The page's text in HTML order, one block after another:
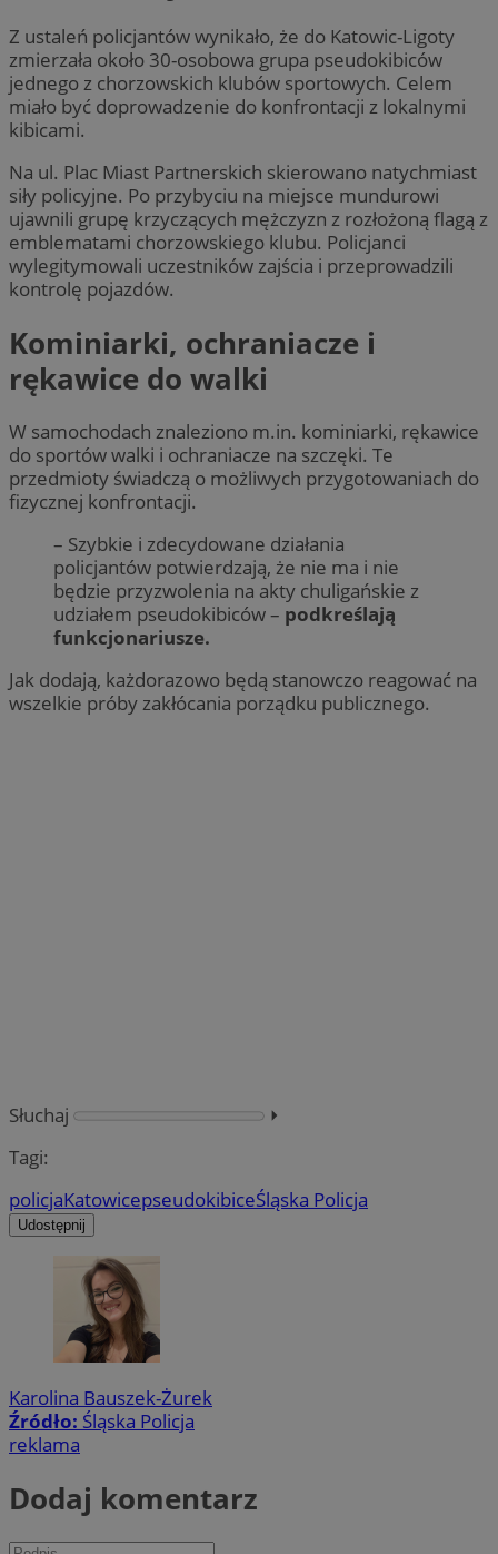
Z ustaleń policjantów wynikało, że do Katowic-Ligoty
zmierzała około 30-osobowa grupa pseudokibiców
jednego z chorzowskich klubów sportowych. Celem
miało być doprowadzenie do konfrontacji z lokalnymi
kibicami.
Na ul. Plac Miast Partnerskich skierowano natychmiast
siły policyjne. Po przybyciu na miejsce mundurowi
ujawnili grupę krzyczących mężczyzn z rozłożoną flagą z
emblematami chorzowskiego klubu. Policjanci
wylegitymowali uczestników zajścia i przeprowadzili
kontrolę pojazdów.
Kominiarki, ochraniacze i
rękawice do walki
W samochodach znaleziono m.in. kominiarki, rękawice
do sportów walki i ochraniacze na szczęki. Te
przedmioty świadczą o możliwych przygotowaniach do
fizycznej konfrontacji.
– Szybkie i zdecydowane działania
policjantów potwierdzają, że nie ma i nie
będzie przyzwolenia na akty chuligańskie z
udziałem pseudokibiców – podkreślają
funkcjonariusze.
Jak dodają, każdorazowo będą stanowczo reagować na
wszelkie próby zakłócania porządku publicznego.
Słuchaj
⏵︎
Tagi:
policjaKatowicepseudokibiceŚląska Policja
Udostępnij
Karolina Bauszek-Żurek
Źródło: Śląska Policja
reklama
Dodaj komentarz